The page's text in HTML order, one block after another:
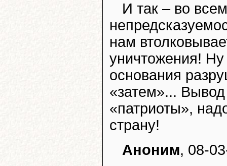
И так – во
нам
уничтожения!
основания
«затем»...
«патриоты»,
страну!
Аноним, 08-